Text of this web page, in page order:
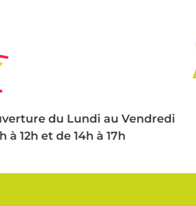
du Lundi au Vendredi
à 12h et de 14h à 17h